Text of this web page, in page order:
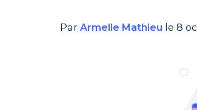
ParArmelle Mathieu le 8